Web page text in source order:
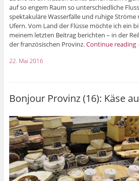
auf so engem Raum so unterschiedliche
spektakuläre Wasserfälle und ruhige Ströme
Ufern. Vom Land der Flüsse möchte ich ein
meinem letzten Beitrag berichten – in der
der französischen Provinz.Continue reading
22. Mai 2016
Bonjour Provinz (16): Käse